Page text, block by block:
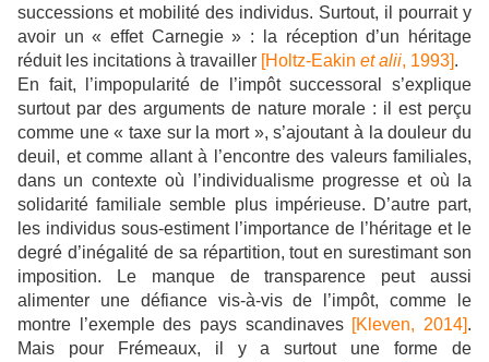
successions et mobilité des individus. Surtout, il pourrait y
avoir un « effet Carnegie » : la réception d’un héritage
réduit les incitations à travailler [Holtz-Eakin et alii, 1993].
En fait, l’impopularité de l’impôt successoral s’explique
surtout par des arguments de nature morale : il est perçu
comme une « taxe sur la mort », s’ajoutant à la douleur du
deuil, et comme allant à l’encontre des valeurs familiales,
dans un contexte où l’individualisme progresse et où la
solidarité familiale semble plus impérieuse. D’autre part,
les individus sous-estiment l’importance de l’héritage et le
degré d’inégalité de sa répartition, tout en surestimant son
imposition. Le manque de transparence peut aussi
alimenter une défiance vis-à-vis de l’impôt, comme le
montre l’exemple des pays scandinaves [Kleven, 2014].
Mais pour Frémeaux, il y a surtout une forme de